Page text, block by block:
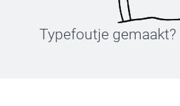
Typefoutje